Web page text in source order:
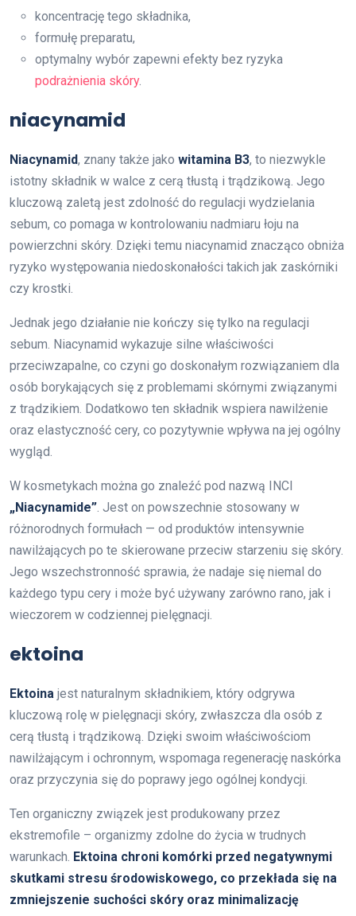
koncentrację tego składnika,
formułę preparatu,
optymalny wybór zapewni efekty bez ryzyka
podrażnienia skóry.
niacynamid
Niacynamid, znany także jako witamina B3, to niezwykle
istotny składnik w walce z cerą tłustą i trądzikową. Jego
kluczową zaletą jest zdolność do regulacji wydzielania
sebum, co pomaga w kontrolowaniu nadmiaru łoju na
powierzchni skóry. Dzięki temu niacynamid znacząco obniża
ryzyko występowania niedoskonałości takich jak zaskórniki
czy krostki.
Jednak jego działanie nie kończy się tylko na regulacji
sebum. Niacynamid wykazuje silne właściwości
przeciwzapalne, co czyni go doskonałym rozwiązaniem dla
osób borykających się z problemami skórnymi związanymi
z trądzikiem. Dodatkowo ten składnik wspiera nawilżenie
oraz elastyczność cery, co pozytywnie wpływa na jej ogólny
wygląd.
W kosmetykach można go znaleźć pod nazwą INCI
„Niacynamide”. Jest on powszechnie stosowany w
różnorodnych formułach — od produktów intensywnie
nawilżających po te skierowane przeciw starzeniu się skóry.
Jego wszechstronność sprawia, że nadaje się niemal do
każdego typu cery i może być używany zarówno rano, jak i
wieczorem w codziennej pielęgnacji.
ektoina
Ektoina jest naturalnym składnikiem, który odgrywa
kluczową rolę w pielęgnacji skóry, zwłaszcza dla osób z
cerą tłustą i trądzikową. Dzięki swoim właściwościom
nawilżającym i ochronnym, wspomaga regenerację naskórka
oraz przyczynia się do poprawy jego ogólnej kondycji.
Ten organiczny związek jest produkowany przez
ekstremofile – organizmy zdolne do życia w trudnych
warunkach. Ektoina chroni komórki przed negatywnymi
skutkami stresu środowiskowego, co przekłada się na
zmniejszenie suchości skóry oraz minimalizację